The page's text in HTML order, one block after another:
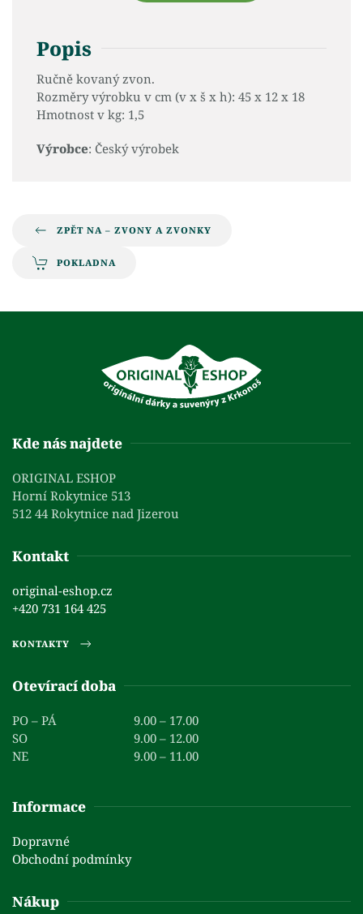
Popis
Ručně kovaný zvon.
Rozměry výrobku v cm (v x š x h): 45 x 12 x 18
Hmotnost v kg: 1,5
Výrobce: Český výrobek
ZPĚT NA – ZVONY A ZVONKY
POKLADNA
Kde nás najdete
ORIGINAL ESHOP
Horní Rokytnice 513
512 44 Rokytnice nad Jizerou
Kontakt
original-eshop.cz
+420 731 164 425
KONTAKTY
Otevírací doba
PO – PÁ
9.00 – 17.00
SO
9.00 – 12.00
NE
9.00 – 11.00
Informace
Dopravné
Obchodní podmínky
Nákup